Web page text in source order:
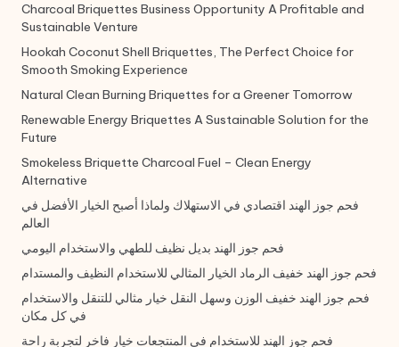
Charcoal Briquettes Business Opportunity A Profitable and
Sustainable Venture
Hookah Coconut Shell Briquettes, The Perfect Choice for
Smooth Smoking Experience
Natural Clean Burning Briquettes for a Greener Tomorrow
Renewable Energy Briquettes A Sustainable Solution for the
Future
Smokeless Briquette Charcoal Fuel – Clean Energy
Alternative
فحم جوز الهند اقتصادي في الاستهلاك ولماذا أصبح الخيار الأفضل في
العالم
فحم جوز الهند بديل نظيف للطهي والاستخدام اليومي
فحم جوز الهند خفيف الرماد الخيار المثالي للاستخدام النظيف والمستدام
فحم جوز الهند خفيف الوزن وسهل النقل خيار مثالي للتنقل والاستخدام
في كل مكان
فحم جوز الهند للاستخدام في المنتجعات خيار فاخر لتجربة راحة